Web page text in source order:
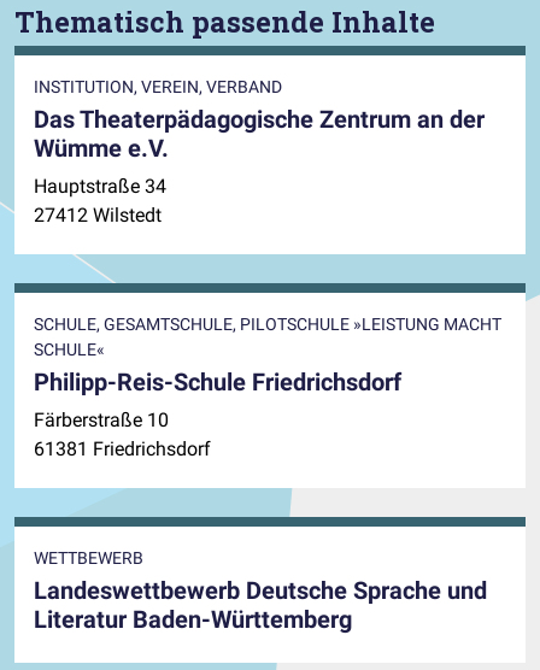
Thematisch passende Inhalte
INSTITUTION, VEREIN, VERBAND
Das Theaterpädagogische Zentrum an der
Wümme e.V.
Hauptstraße 34
27412 Wilstedt
SCHULE, GESAMTSCHULE, PILOTSCHULE »LEISTUNG MACHT
SCHULE«
Philipp-Reis-Schule Friedrichsdorf
Färberstraße 10
61381 Friedrichsdorf
WETTBEWERB
Landeswettbewerb Deutsche Sprache und
Literatur Baden-Württemberg